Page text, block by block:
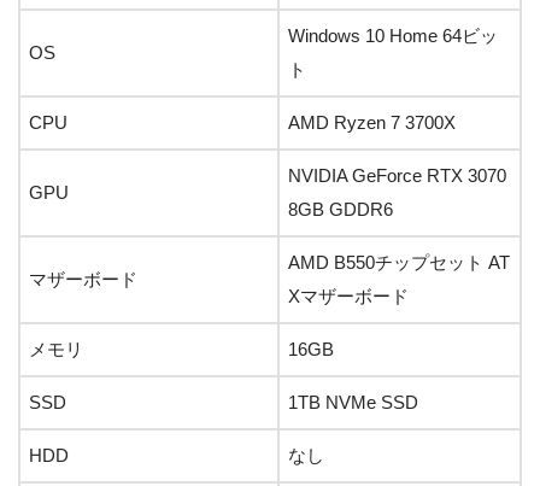
OS
Windows 10 Home 64ビッ
ト
CPU AMD Ryzen 7 3700X
GPU
NVIDIA GeForce RTX 3070
8GB GDDR6
マザーボード
AMD B550チップセット AT
Xマザーボード
メモリ 16GB
SSD 1TB NVMe SSD
HDD なし